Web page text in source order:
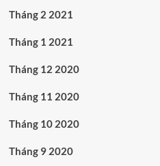
Tháng 2 2021
Tháng 1 2021
Tháng 12 2020
Tháng 11 2020
Tháng 10 2020
Tháng 9 2020